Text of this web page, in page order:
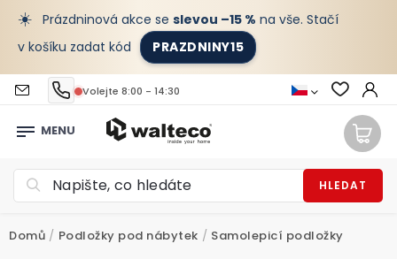
☀️ Prázdninová akce se slevou –15 % na vše. Stačí
v košíku zadat kód
PRAZDNINY15
Volejte 8:00 - 14:30
HLEDAT
Domů / Podložky pod nábytek / Samolepicí podložky